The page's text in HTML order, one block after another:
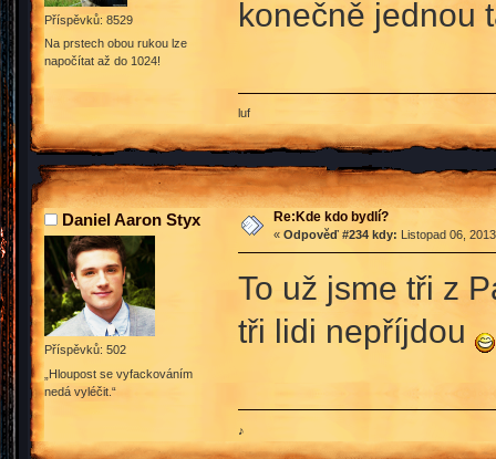
Příspěvků: 8529
Na prstech obou rukou lze
napočítat až do 1024!
konečně jednou
luf
Daniel Aaron Styx
Příspěvků: 502
„Hloupost se vyfackováním
nedá vyléčit.“
Re:Kde kdo bydlí?
« Odpověď #234 kdy: Listopad 06,
To už jsme tři z
tři lidi nepříjdou
♪